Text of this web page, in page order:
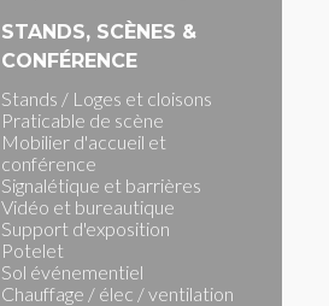
STANDS, SCÈNES &
CONFÉRENCE
Stands / Loges et cloisons
Praticable de scène
Mobilier d'accueil et
conférence
Signalétique et barrières
Vidéo et bureautique
Support d'exposition
Potelet
Sol événementiel
Chauffage / élec / ventilation